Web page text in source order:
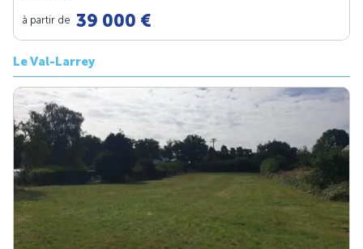
à partir de 39 000 €
Le Val-Larrey